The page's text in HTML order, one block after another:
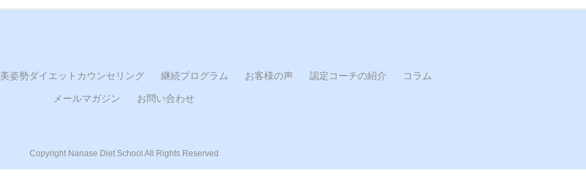
美姿勢ダイエットカウンセリング 継続プログラム お客様の声 認定コーチの紹介 コラム
メールマガジン お問い合わせ
Copyright Nanase Diet School All Rights Reserved